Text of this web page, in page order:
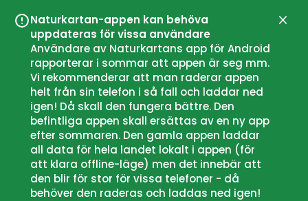
Naturkartan-appen kan behöva
uppdateras för vissa användare
Användare av Naturkartans app för Android
rapporterar i sommar att appen är seg mm.
Vi rekommenderar att man raderar appen
helt från sin telefon i så fall och laddar ned
igen! Då skall den fungera bättre. Den
befintliga appen skall ersättas av en ny app
efter sommaren. Den gamla appen laddar
all data för hela landet lokalt i appen (för
att klara offline-läge) men det innebär att
den blir för stor för vissa telefoner - då
behöver den raderas och laddas ned igen!